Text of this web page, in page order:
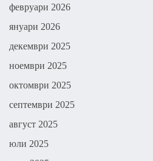
февруари 2026
януари 2026
декември 2025
ноември 2025
октомври 2025
септември 2025
август 2025
юли 2025